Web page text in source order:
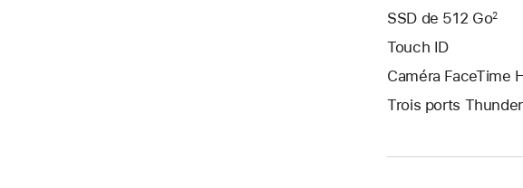
SSD de 512 Go2
Touch ID
Caméra FaceTime
Trois ports